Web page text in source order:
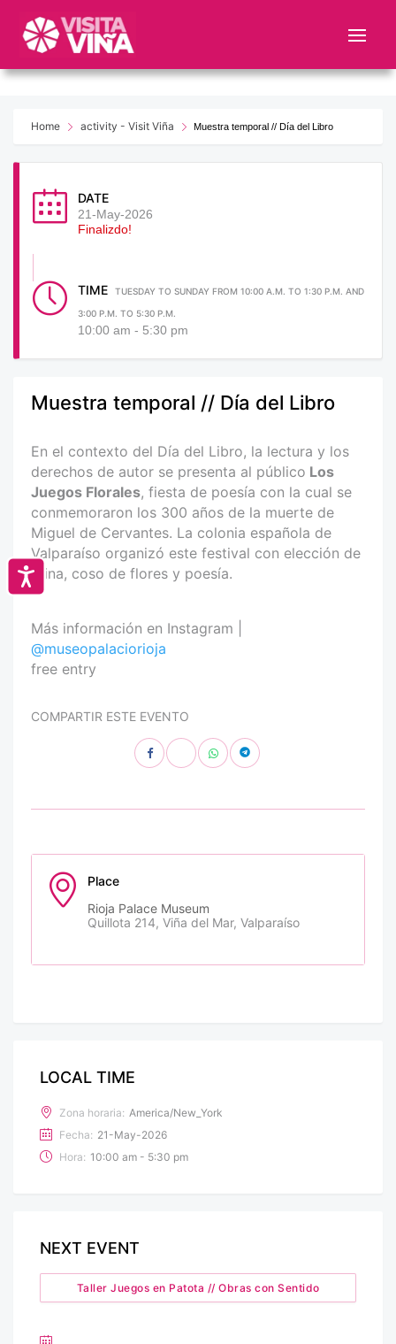
este
web
sistema
Accesibilidad
Home activity - Visit Viña Muestra temporal // Día del Libro
DATE
21-May-2026
Finalizdo!
TIME TUESDAY TO SUNDAY FROM 10:00 A.M. TO 1:30 P.M. AND
3:00 P.M. TO 5:30 P.M.
10:00 am - 5:30 pm
Muestra temporal // Día del Libro
En el contexto del Día del Libro, la lectura y los
derechos de autor se presenta al público Los
Juegos Florales, fiesta de poesía con la cual se
conmemoraron los 300 años de la muerte de
Miguel de Cervantes. La colonia española de
Valparaíso organizó este festival con elección de
reina, coso de flores y poesía.
Más información en Instagram |
@museopalaciorioja
free entry
COMPARTIR ESTE EVENTO
Place
Rioja Palace Museum
Quillota 214, Viña del Mar, Valparaíso
LOCAL TIME
Zona horaria: America/New_York
Fecha: 21-May-2026
Hora: 10:00 am - 5:30 pm
NEXT EVENT
Taller Juegos en Patota // Obras con Sentido